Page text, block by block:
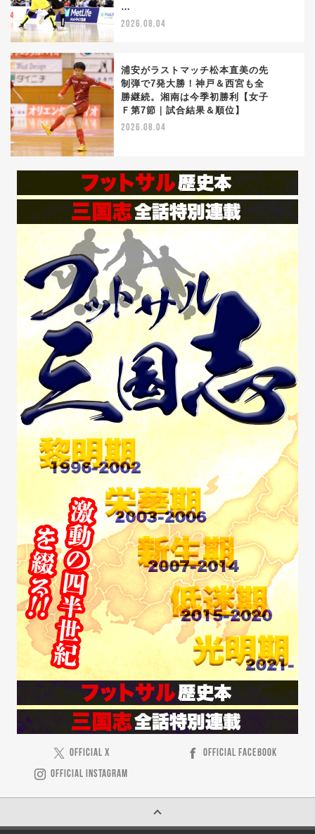
…
2026.08.04
浦安がラストマッチ松本直美の先
制弾で7発大勝！神戸＆西宮も全
勝継続。湘南は今季初勝利【女子
Ｆ第7節｜試合結果＆順位】
2026.08.04
OFFICIAL X
OFFICIAL FACEBOOK
OFFICIAL INSTAGRAM